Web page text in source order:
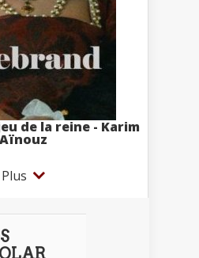
de la reine - Karim
Plus